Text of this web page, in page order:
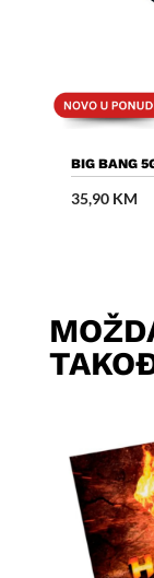
BIG BANG
35,90 KM